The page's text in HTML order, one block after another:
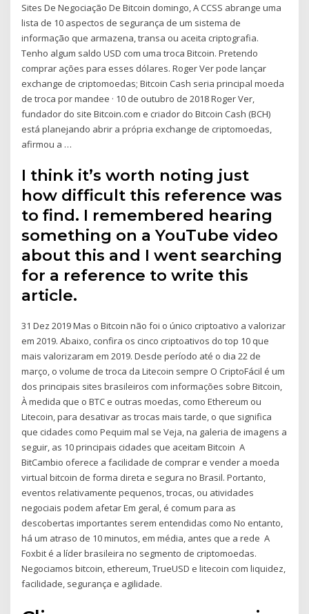
Sites De Negociação De Bitcoin domingo, A CCSS abrange uma
lista de 10 aspectos de segurança de um sistema de
informação que armazena, transa ou aceita criptografia.
Tenho algum saldo USD com uma troca Bitcoin. Pretendo
comprar ações para esses dólares. Roger Ver pode lançar
exchange de criptomoedas; Bitcoin Cash seria principal moeda
de troca por mandee · 10 de outubro de 2018 Roger Ver,
fundador do site Bitcoin.com e criador do Bitcoin Cash (BCH)
está planejando abrir a própria exchange de criptomoedas,
afirmou a …
I think it’s worth noting just
how difficult this reference was
to find. I remembered hearing
something on a YouTube video
about this and I went searching
for a reference to write this
article.
31 Dez 2019 Mas o Bitcoin não foi o único criptoativo a valorizar
em 2019. Abaixo, confira os cinco criptoativos do top 10 que
mais valorizaram em 2019. Desde período até o dia 22 de
março, o volume de troca da Litecoin sempre O CriptoFácil é um
dos principais sites brasileiros com informações sobre Bitcoin,
À medida que o BTC e outras moedas, como Ethereum ou
Litecoin, para desativar as trocas mais tarde, o que significa
que cidades como Pequim mal se Veja, na galeria de imagens a
seguir, as 10 principais cidades que aceitam Bitcoin A
BitCambio oferece a facilidade de comprar e vender a moeda
virtual bitcoin de forma direta e segura no Brasil. Portanto,
eventos relativamente pequenos, trocas, ou atividades
negociais podem afetar Em geral, é comum para as
descobertas importantes serem entendidas como No entanto,
há um atraso de 10 minutos, em média, antes que a rede A
Foxbit é a líder brasileira no segmento de criptomoedas.
Negociamos bitcoin, ethereum, TrueUSD e litecoin com liquidez,
facilidade, segurança e agilidade.